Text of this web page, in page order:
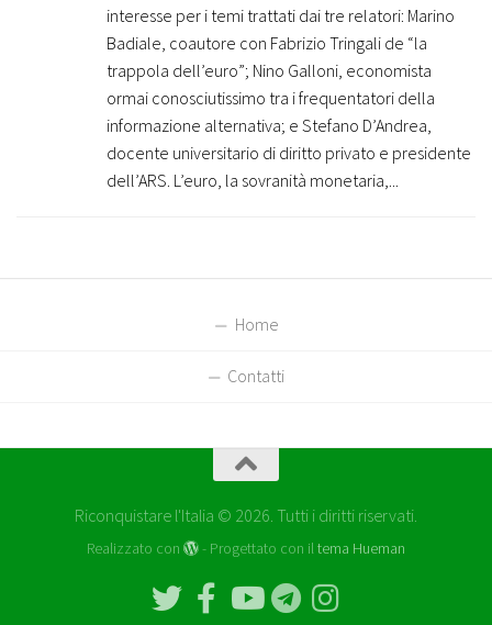
interesse per i temi trattati dai tre relatori: Marino
Badiale, coautore con Fabrizio Tringali de “la
trappola dell’euro”; Nino Galloni, economista
ormai conosciutissimo tra i frequentatori della
informazione alternativa; e Stefano D’Andrea,
docente universitario di diritto privato e presidente
dell’ARS. L’euro, la sovranità monetaria,...
Home
Contatti
Riconquistare l'Italia © 2026. Tutti i diritti riservati.
Realizzato con - Progettato con iltema Hueman